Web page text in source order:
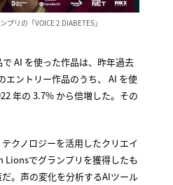
リの「VOICE 2 DIABETES」
AI を使った作品は、昨年過去
エントリー作品のうち、 AI を使
年の 3.7% から倍増した。その
クノロジーを活用したクリエイ
でグランプリを獲得したも
。声の変化を分析するAIツール